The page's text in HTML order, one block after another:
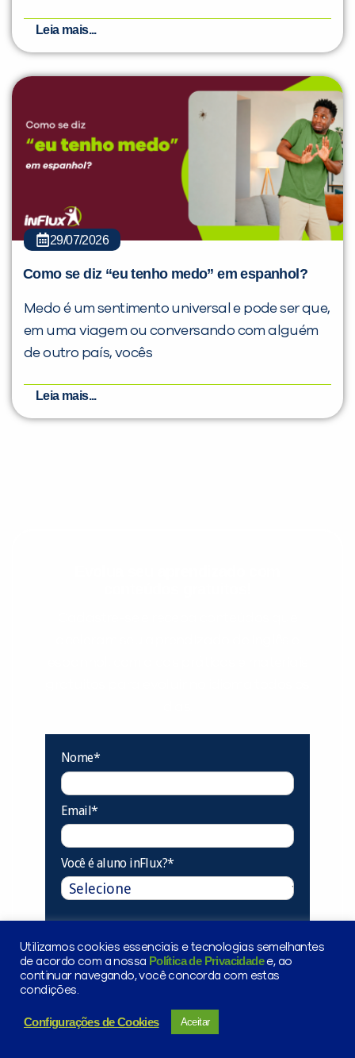
Leia mais...
29/07/2026
Como se diz “eu tenho medo” em espanhol?
Medo é um sentimento universal e pode ser que,
em uma viagem ou conversando com alguém
de outro país, vocês
Leia mais...
Nome*
Email*
Você é aluno inFlux?*
Cadastrar
Prometemos não utilizar suas informações de
Utilizamos cookies essenciais e tecnologias semelhantes
de acordo com a nossa Política de Privacidadee, ao
continuar navegando, você concorda com estas
condições.
Configurações de Cookies Aceitar